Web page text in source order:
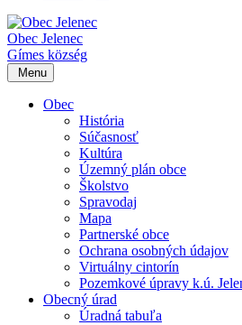
Obec Jelenec
Gímes község
Menu
Obec
História
Súčasnosť
Kultúra
Územný plán obce
Školstvo
Spravodaj
Mapa
Partnerské obce
Ochrana osobných údajov
Virtuálny cintorín
Pozemkové úpravy k.ú.
Obecný úrad
Úradná tabuľa